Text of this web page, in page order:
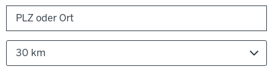
30 km